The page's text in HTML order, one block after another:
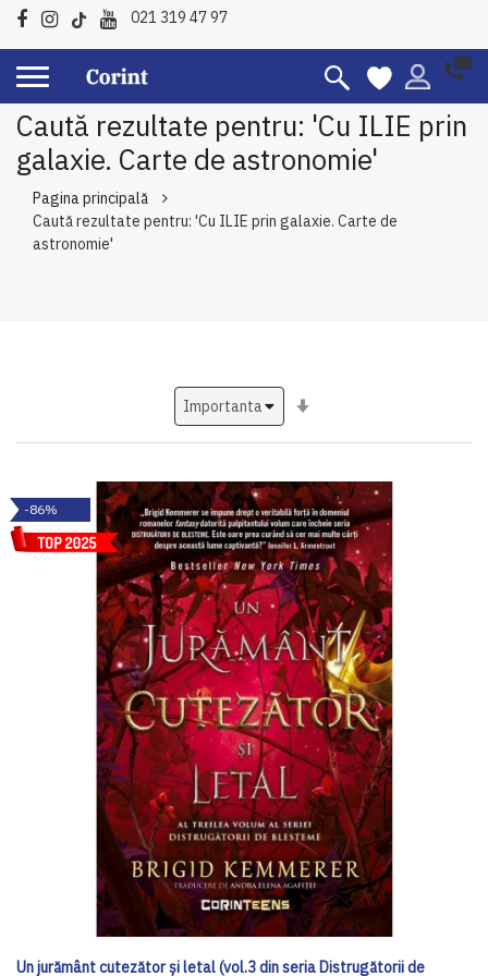
021 319 47 97
Caută rezultate pentru: 'Cu ILIE prin
galaxie. Carte de astronomie'
Pagina principală
Caută rezultate pentru: 'Cu ILIE prin galaxie. Carte de
astronomie'
-86%
Un jurământ cutezător și letal (vol.3 din seria Distrugătorii de